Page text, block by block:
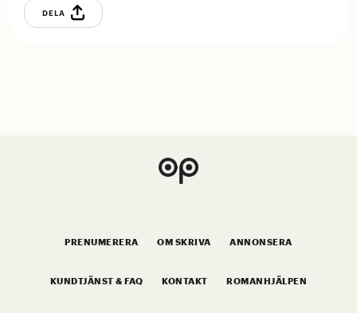
DELA
PRENUMERERA OM SKRIVA ANNONSERA
KUNDTJÄNST & FAQ KONTAKT ROMANHJÄLPEN